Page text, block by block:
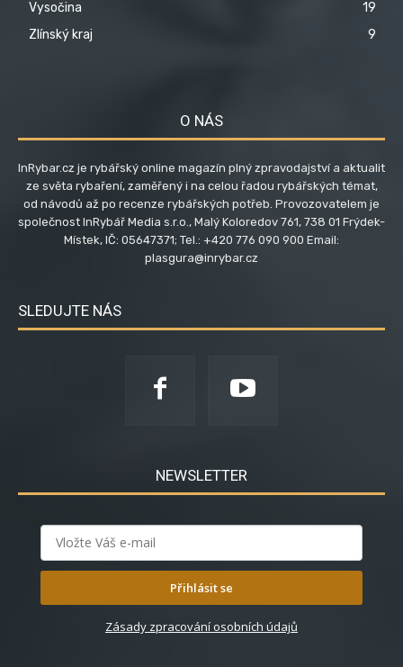
Vysočina
19
Zlínský kraj
9
O NÁS
InRybar.cz je rybářský online magazín plný zpravodajství a aktualit
ze světa rybaření, zaměřený i na celou řadou rybářských témat,
od návodů až po recenze rybářských potřeb. Provozovatelem je
společnost InRybář Media s.r.o., Malý Koloredov 761, 738 01 Frýdek-
Místek, IČ: 05647371; Tel.: +420 776 090 900 Email:
plasgura@inrybar.cz
SLEDUJTE NÁS
NEWSLETTER
Přihlásit se
Zásady zpracování osobních údajů